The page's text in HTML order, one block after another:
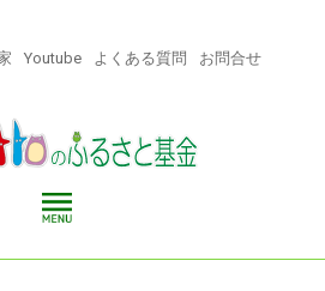
お問合せ
よくある質問
Youtube